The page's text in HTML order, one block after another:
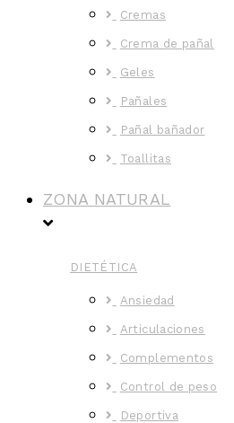
Cremas
Crema de pañal
Geles
Pañales
Pañal bañador
Toallitas
ZONA NATURAL
DIETÉTICA
Ansiedad
Articulaciones
Complementos
Control de peso
Deportiva